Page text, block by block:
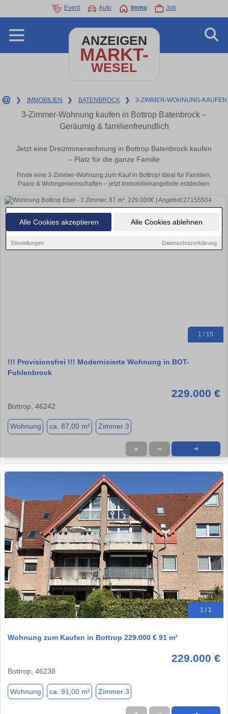
Alle Cookies akzeptieren Alle Cookies ablehnen
Einstellungen Datenschutzerklärung
Event Auto Immo Job
ANZEIGEN
MARKT-
WESEL
❯ IMMOBILIEN ❯ BATENBROCK ❯ 3-ZIMMER-WOHNUNG-KAUFEN
3-Zimmer-Wohnung kaufen in Bottrop Batenbrock –
Geräumig & familienfreundlich
Jetzt eine Dreizimmerwohnung in Bottrop Batenbrock kaufen
– Platz für die ganze Familie
Finde eine 3-Zimmer-Wohnung zum Kauf in Bottrop! Ideal für Familien,
Paare & Wohngemeinschaften – jetzt Immobilienangebote entdecken.
1 / 15
!!! Provisionsfrei !!! Modernisierte Wohnung in BOT-
Fuhlenbrock
229.000 €
Bottrop, 46242
Wohnung ca. 87,00 m² Zimmer 3
★ ➦ ➜
1 / 1
Wohnung zum Kaufen in Bottrop 229.000 € 91 m²
229.000 €
Bottrop, 46238
Wohnung ca. 91,00 m² Zimmer 3